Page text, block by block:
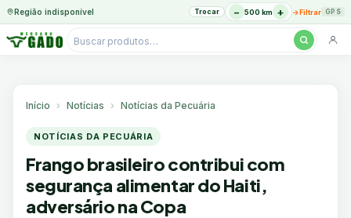
Região indisponível Trocar − 500 km + →Filtrar GPS
Pesquisar
Início Notícias Notícias da Pecuária
NOTÍCIAS DA PECUÁRIA
Frango brasileiro contribui com
segurança alimentar do Haiti,
adversário na Copa